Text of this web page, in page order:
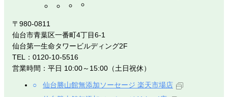
〒980-0811
仙台市青葉区一番町4丁目6-1
仙台第一生命タワービルディング2F
TEL：0120-10-5516
営業時間：平日 10:00～15:00（土日祝休）
仙台勝山館無添加ソーセージ 楽天市場店